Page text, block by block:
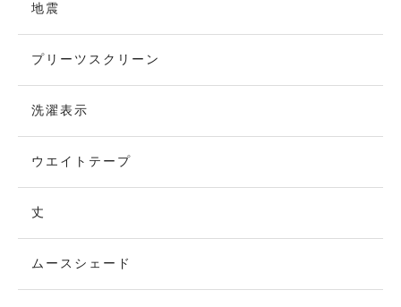
地震
プリーツスクリーン
洗濯表示
ウエイトテープ
丈
ムースシェード